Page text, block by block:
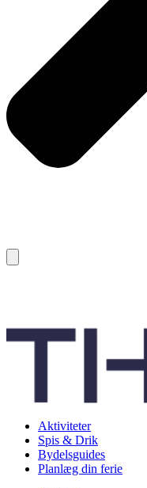
Aktiviteter
Spis & Drik
Bydelsguides
Planlæg din ferie